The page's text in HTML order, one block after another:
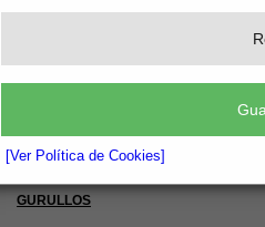
[Ver Política de Cookies]
Entremés elaborado a base de ajos,
GURULLOS